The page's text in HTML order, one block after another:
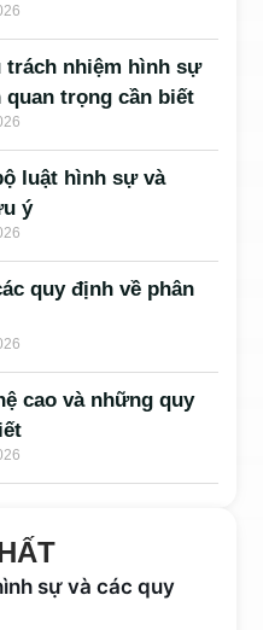
nhiệm hình sự
trọng cần biết
luật hình sự và
ý
quy định về phân
cao và những quy
sự và các quy